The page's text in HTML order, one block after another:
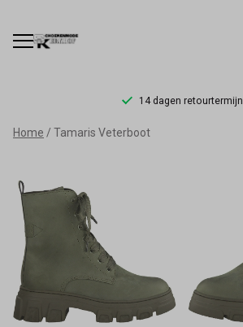
14 dagen retourtermijn
Tamaris
Kopen
Schoenmode
Kerkhof
Home Tamaris Veterboot